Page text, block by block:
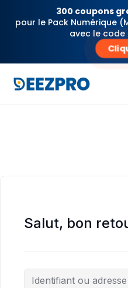
300 coupons
pour le Pack Numérique
avec le code
content
Salut, bon